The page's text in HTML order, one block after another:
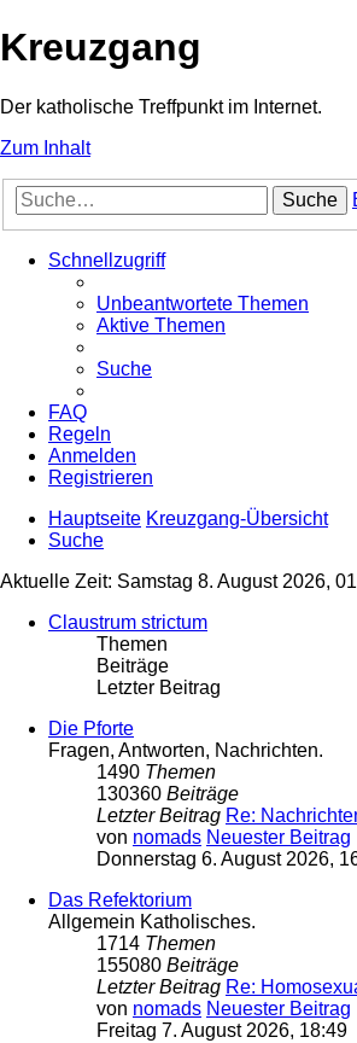
Kreuzgang
Der katholische Treffpunkt im Internet.
Zum Inhalt
Suche
Schnellzugriff
Unbeantwortete Themen
Aktive Themen
Suche
FAQ
Regeln
Anmelden
Registrieren
Hauptseite Kreuzgang-Übersicht
Suche
Aktuelle Zeit: Samstag 8. August 2026,
Claustrum strictum
Themen
Beiträge
Letzter Beitrag
Die Pforte
Fragen, Antworten, Nachrichten.
1490 Themen
130360 Beiträge
Letzter Beitrag Re:
von nomads Neuester Beitrag
Donnerstag 6. August 2026,
Das Refektorium
Allgemein Katholisches.
1714 Themen
155080 Beiträge
Letzter Beitrag Re:
von nomads Neuester Beitrag
Freitag 7. August 2026, 18:49